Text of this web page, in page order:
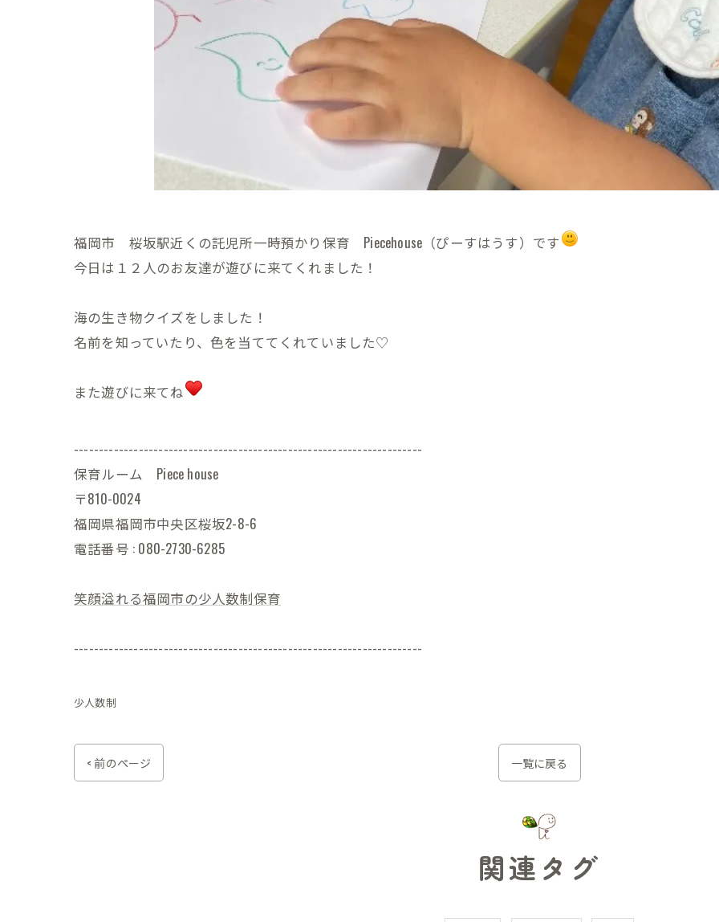
福岡市 桜坂駅近くの託児所一時預かり保育 Piecehouse（ぴーすはうす）です
今日は１２人のお友達が遊びに来てくれました！
海の生き物クイズをしました！
名前を知っていたり、色を当ててくれていました♡
また遊びに来てね
----------------------------------------------------------------------
保育ルーム Piece house
〒810-0024
福岡県福岡市中央区桜坂2-8-6
電話番号 : 080-2730-6285
笑顔溢れる福岡市の少人数制保育
----------------------------------------------------------------------
少人数制
< 前のページ 一覧に戻る
関連タグ